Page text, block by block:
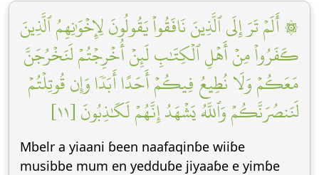
۞ أَلَمۡ تَرَ إِلَى ٱلَّذِينَ نَافَقُواْ يَقُولُونَ لِإِخۡوَٰنِهِمُ ٱلَّذِينَ
كَفَرُواْ مِنۡ أَهۡلِ ٱلۡكِتَٰبِ لَئِنۡ أُخۡرِجۡتُمۡ لَنَخۡرُجَنَّ
مَعَكُمۡ وَلَا نُطِيعُ فِيكُمۡ أَحَدًا أَبَدٗا وَإِن قُوتِلۡتُمۡ
لَنَنصُرَنَّكُمۡ وَٱللَّهُ يَشۡهَدُ إِنَّهُمۡ لَكَٰذِبُونَ [١١]
Mbelr a yiaani ɓeen naafaqinɓe wiiɓe
musibbe mum en yedduɓe jiyaaɓe e yimɓe